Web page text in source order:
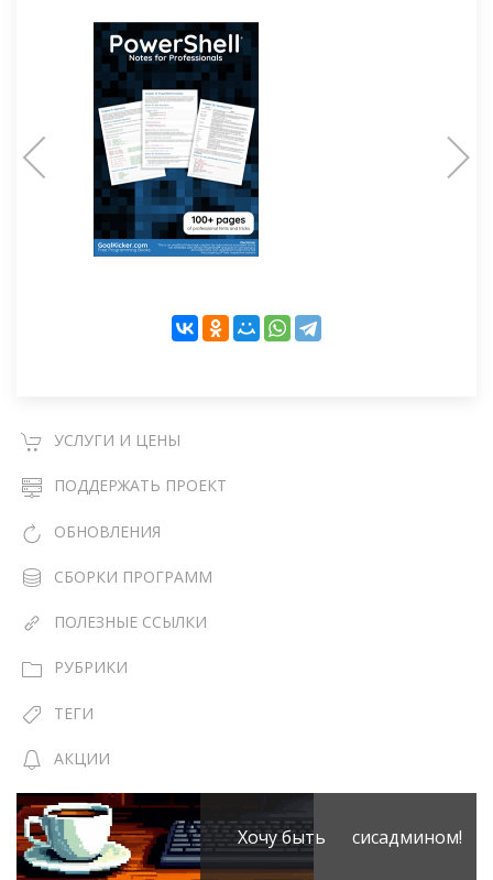
УСЛУГИ И ЦЕНЫ
ПОДДЕРЖАТЬ ПРОЕКТ
ОБНОВЛЕНИЯ
СБОРКИ ПРОГРАММ
ПОЛЕЗНЫЕ ССЫЛКИ
РУБРИКИ
ТЕГИ
АКЦИИ
Хочу быть сисадмином!